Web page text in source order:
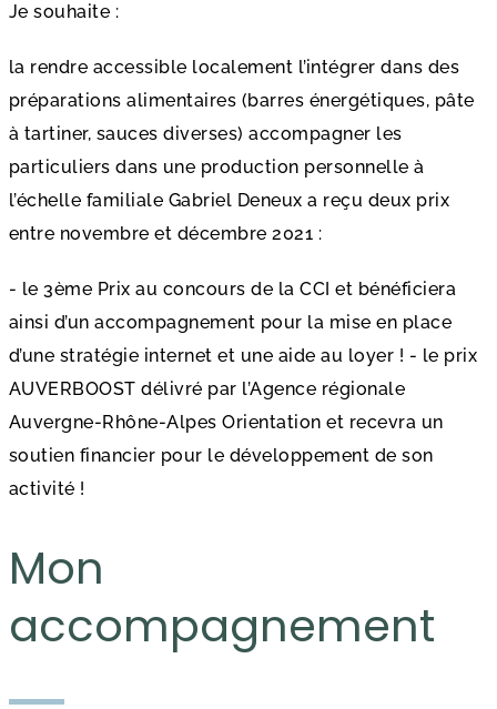
Je souhaite :
la rendre accessible localement l’intégrer dans des
préparations alimentaires (barres énergétiques, pâte
à tartiner, sauces diverses) accompagner les
particuliers dans une production personnelle à
l’échelle familiale Gabriel Deneux a reçu deux prix
entre novembre et décembre 2021 :
- le 3ème Prix au concours de la CCI et bénéficiera
ainsi d’un accompagnement pour la mise en place
d’une stratégie internet et une aide au loyer ! - le prix
AUVERBOOST délivré par l’Agence régionale
Auvergne-Rhône-Alpes Orientation et recevra un
soutien financier pour le développement de son
activité !
Mon
accompagnement